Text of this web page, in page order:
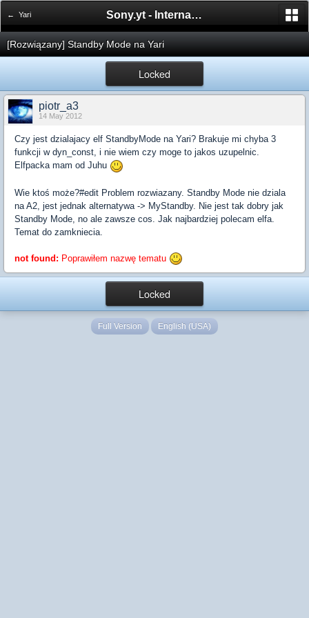
← Yari Sony.yt - International Sony Forum
[Rozwiązany] Standby Mode na Yari
Locked
piotr_a3
14 May 2012
Czy jest dzialajacy elf StandbyMode na Yari? Brakuje mi chyba 3
funkcji w dyn_const, i nie wiem czy moge to jakos uzupelnic.
Elfpacka mam od Juhu
Wie ktoś może?#edit Problem rozwiazany. Standby Mode nie dziala
na A2, jest jednak alternatywa -> MyStandby. Nie jest tak dobry jak
Standby Mode, no ale zawsze cos. Jak najbardziej polecam elfa.
Temat do zamkniecia.
not found: Poprawiłem nazwę tematu
Locked
Full Version English (USA)